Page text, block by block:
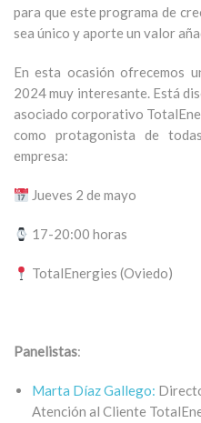
para que este programa de
sea único y aporte un valor
En esta ocasión ofrecemos
2024 muy interesante. Está
asociado corporativo
como protagonista de
empresa:
Jueves 2 de mayo
17-20:00 horas
TotalEnergies (Oviedo)
Panelistas:
Marta Díaz Gallego:
Atención al Cliente